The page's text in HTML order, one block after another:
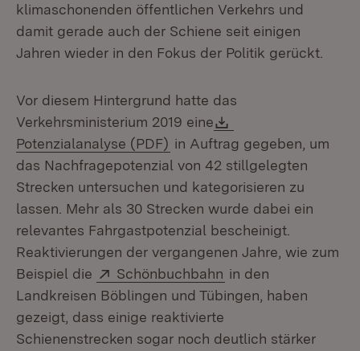
klimaschonenden öffentlichen Verkehrs und
damit gerade auch der Schiene seit einigen
Jahren wieder in den Fokus der Politik gerückt.
Vor diesem Hintergrund hatte das
Verkehrsministerium 2019 eine
Potenzialanalyse (PDF) (Öffnet in neuem Fenster)
in Auftrag gegeben, um
das Nachfragepotenzial von 42 stillgelegten
Strecken untersuchen und kategorisieren zu
lassen. Mehr als 30 Strecken wurde dabei ein
relevantes Fahrgastpotenzial bescheinigt.
Reaktivierungen der vergangenen Jahre, wie zum
Beispiel die
Extern:
Schönbuchbahn (Öffnet in neuem
in den
Landkreisen Böblingen und Tübingen, haben
gezeigt, dass einige reaktivierte
Schienenstrecken sogar noch deutlich stärker